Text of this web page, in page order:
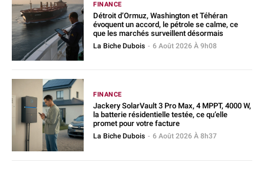
FINANCE
Détroit d’Ormuz, Washington et Téhéran
évoquent un accord, le pétrole se calme, ce
que les marchés surveillent désormais
La Biche Dubois - 6 Août 2026 À 9h08
FINANCE
Jackery SolarVault 3 Pro Max, 4 MPPT, 4000 W,
la batterie résidentielle testée, ce qu’elle
promet pour votre facture
La Biche Dubois - 6 Août 2026 À 8h37